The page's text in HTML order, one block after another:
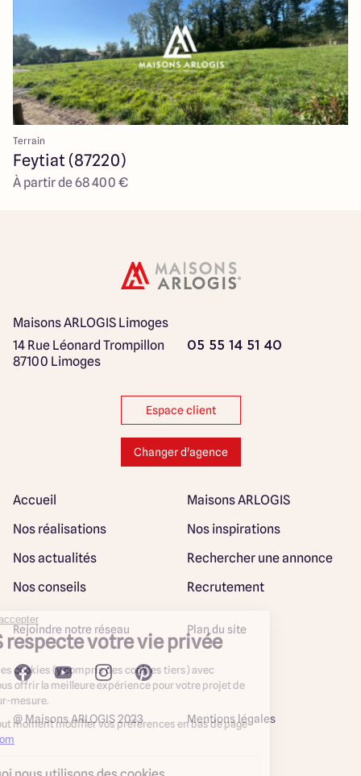
Terrain
Feytiat (87220)
À partir de 68 400 €
Maisons ARLOGIS Limoges
14 Rue Léonard Trompillon
87100 Limoges
05 55 14 51 40
Espace client
Changer d'agence
Accueil
Maisons ARLOGIS
Nos réalisations
Nos inspirations
Nos actualités
Rechercher une annonce
Nos conseils
Recrutement
Mentions légales
Rejoindre notre réseau Plan du site
@ Maisons ARLOGIS 2023